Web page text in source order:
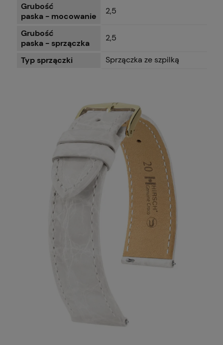
Grubość
paska - mocowanie
2,5
Grubość
paska - sprzączka
2,5
Typ sprzączki Sprzączka ze szpilką